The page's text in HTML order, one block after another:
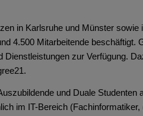
in Karlsruhe und Münster sowie
4.500 Mitarbeitende beschäftigt.
Dienstleistungen zur Verfügung.
und Duale Studenten
im IT-Bereich